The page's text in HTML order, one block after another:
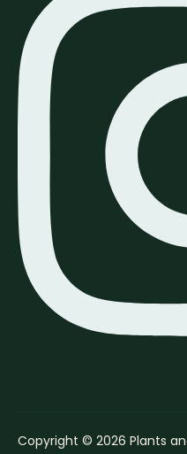
Copyright © 2026 Plants